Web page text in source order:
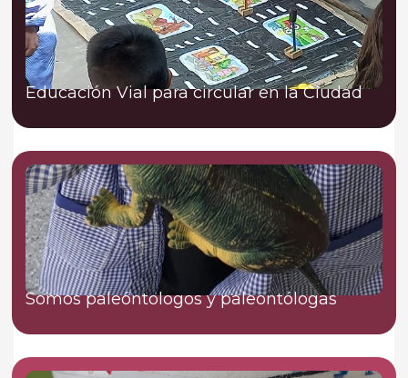
Educación Vial para circular en la Ciudad
Somos paleóntologos y paleontólogas